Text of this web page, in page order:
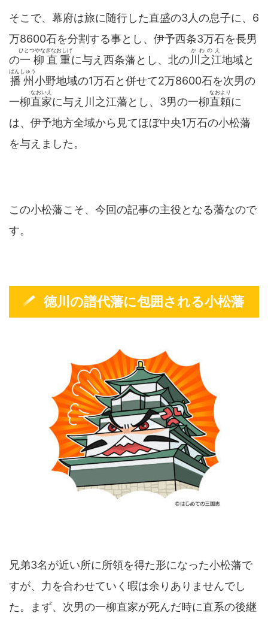
そこで、幕府は旅に随行した直盛の3人の息子に、6
万8600石を分割する事とし、伊予西条3万石を長男
の一柳直重
ひとつやなぎなおしげ
に与え西条藩とし、北の川之江
かわのえ
地域と
播州
ばんしゅう
小野地域の1万石と併せて2万8600石を次男の
一柳直家
なおいえ
に与え川之江藩とし、3男の一柳直頼
なおより
に
は、伊予地方全域から見てほぼ中央1万石の小松藩
を与えました。
この小松藩こそ、今回の記事の主役となる藩なので
す。
徳川の譜代藩に包囲される小松藩
兄弟3名が近い所に所領を得た形になった小松藩で
すが、力を合わせていく暇は余りありませんでし
た。まず、次男の一柳直家が死んだ時に直系の後継